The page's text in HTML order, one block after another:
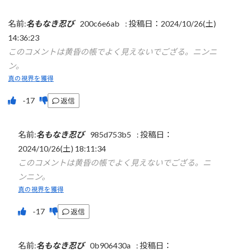
名前:名もなき忍び 200c6e6ab : 投稿日：2024/10/26(土)
14:36:23
このコメントは黄昏の帳でよく見えないでござる。ニンニ
ン。
真の視界を獲得
返信
名前:名もなき忍び 985d753b5 : 投稿日：
2024/10/26(土) 18:11:34
このコメントは黄昏の帳でよく見えないでござる。ニ
ンニン。
真の視界を獲得
返信
名前:名もなき忍び 0b906430a : 投稿日：